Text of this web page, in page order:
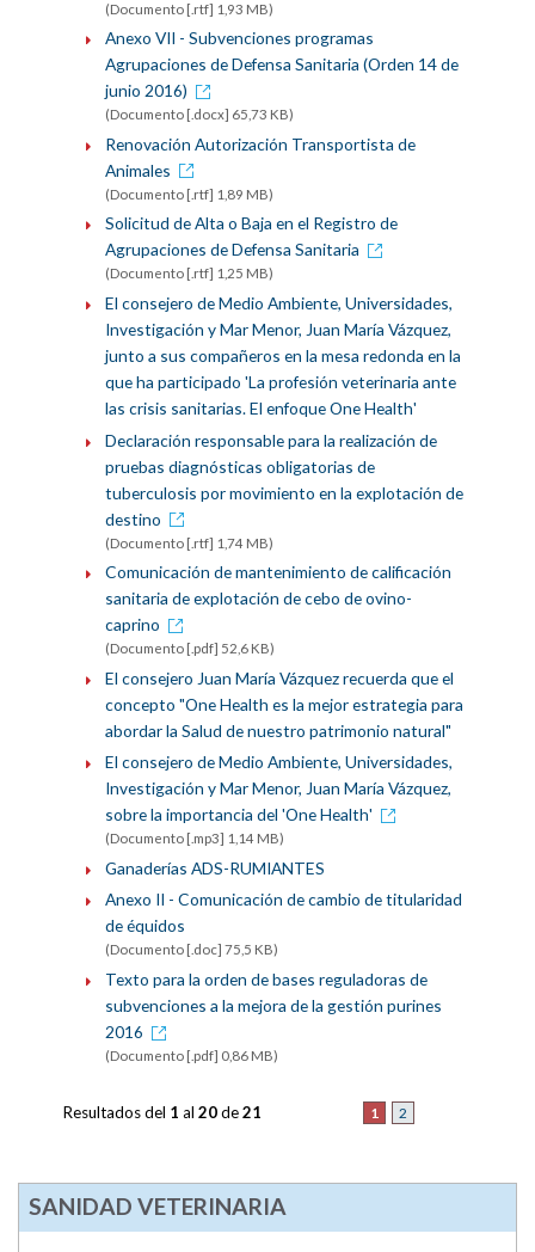
(Documento [.rtf] 1,93 MB)
Anexo VII - Subvenciones programas
Agrupaciones de Defensa Sanitaria (Orden 14 de
junio 2016)
(Documento [.docx] 65,73 KB)
Renovación Autorización Transportista de
Animales
(Documento [.rtf] 1,89 MB)
Solicitud de Alta o Baja en el Registro de
Agrupaciones de Defensa Sanitaria
(Documento [.rtf] 1,25 MB)
El consejero de Medio Ambiente, Universidades,
Investigación y Mar Menor, Juan María Vázquez,
junto a sus compañeros en la mesa redonda en la
que ha participado 'La profesión veterinaria ante
las crisis sanitarias. El enfoque One Health'
Declaración responsable para la realización de
pruebas diagnósticas obligatorias de
tuberculosis por movimiento en la explotación de
destino
(Documento [.rtf] 1,74 MB)
Comunicación de mantenimiento de calificación
sanitaria de explotación de cebo de ovino-
caprino
(Documento [.pdf] 52,6 KB)
El consejero Juan María Vázquez recuerda que el
concepto "One Health es la mejor estrategia para
abordar la Salud de nuestro patrimonio natural"
El consejero de Medio Ambiente, Universidades,
Investigación y Mar Menor, Juan María Vázquez,
sobre la importancia del 'One Health'
(Documento [.mp3] 1,14 MB)
Ganaderías ADS-RUMIANTES
Anexo II - Comunicación de cambio de titularidad
de équidos
(Documento [.doc] 75,5 KB)
Texto para la orden de bases reguladoras de
subvenciones a la mejora de la gestión purines
2016
(Documento [.pdf] 0,86 MB)
1 2
Resultados del 1 al20de21
SANIDAD VETERINARIA